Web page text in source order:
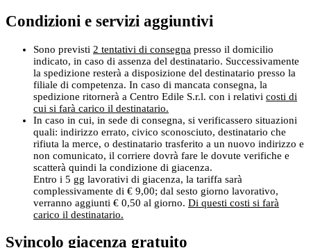
Condizioni e servizi aggiuntivi
Sono previsti 2 tentativi di consegna presso il domicilio
indicato, in caso di assenza del destinatario. Successivamente
la spedizione resterà a disposizione del destinatario presso la
filiale di competenza. In caso di mancata consegna, la
spedizione ritornerà a Centro Edile S.r.l. con i relativi costi di
cui si farà carico il destinatario.
In caso in cui, in sede di consegna, si verificassero situazioni
quali: indirizzo errato, civico sconosciuto, destinatario che
rifiuta la merce, o destinatario trasferito a un nuovo indirizzo e
non comunicato, il corriere dovrà fare le dovute verifiche e
scatterà quindi la condizione di giacenza.
Entro i 5 gg lavorativi di giacenza, la tariffa sarà
complessivamente di € 9,00; dal sesto giorno lavorativo,
verranno aggiunti € 0,50 al giorno. Di questi costi si farà
carico il destinatario.
Svincolo giacenza gratuito